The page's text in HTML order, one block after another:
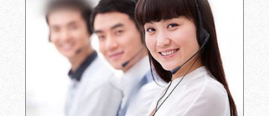
石墨产品加工应用经验超25年，您只需提供加工件图
纸，信瑞达就可以为您定制石墨部件，严格按照工期执
行，让您轻松坐等收货。信瑞达推进24小时内标准化售